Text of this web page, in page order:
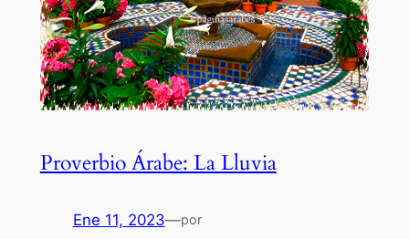
Proverbio Árabe: La Lluvia
Ene 11, 2023—por